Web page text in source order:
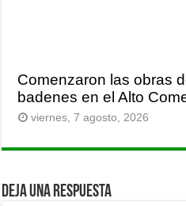
Comenzaron las obras
badenes en el Alto
viernes, 7 agosto, 2026
Deja una respuesta